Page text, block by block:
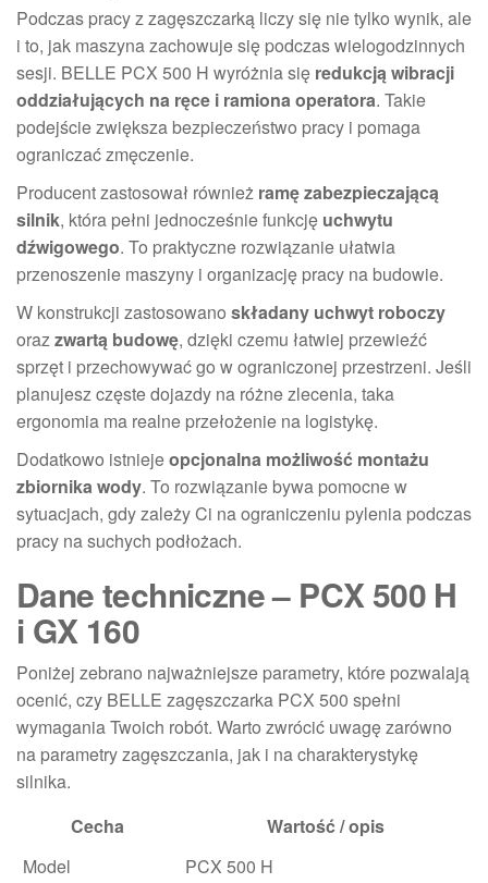
Podczas pracy z zagęszczarką liczy się nie tylko wynik, ale
i to, jak maszyna zachowuje się podczas wielogodzinnych
sesji. BELLE PCX 500 H wyróżnia się redukcją wibracji
oddziałujących na ręce i ramiona operatora. Takie
podejście zwiększa bezpieczeństwo pracy i pomaga
ograniczać zmęczenie.
Producent zastosował również ramę zabezpieczającą
silnik, która pełni jednocześnie funkcję uchwytu
dźwigowego. To praktyczne rozwiązanie ułatwia
przenoszenie maszyny i organizację pracy na budowie.
W konstrukcji zastosowano składany uchwyt roboczy
orazzwartą budowę, dzięki czemu łatwiej przewieźć
sprzęt i przechowywać go w ograniczonej przestrzeni. Jeśli
planujesz częste dojazdy na różne zlecenia, taka
ergonomia ma realne przełożenie na logistykę.
Dodatkowo istniejeopcjonalna możliwość montażu
zbiornika wody. To rozwiązanie bywa pomocne w
sytuacjach, gdy zależy Ci na ograniczeniu pylenia podczas
pracy na suchych podłożach.
Dane techniczne – PCX 500 H
i GX 160
Poniżej zebrano najważniejsze parametry, które pozwalają
ocenić, czy BELLE zagęszczarka PCX 500 spełni
wymagania Twoich robót. Warto zwrócić uwagę zarówno
na parametry zagęszczania, jak i na charakterystykę
silnika.
Cecha
Wartość / opis
Model
PCX 500 H